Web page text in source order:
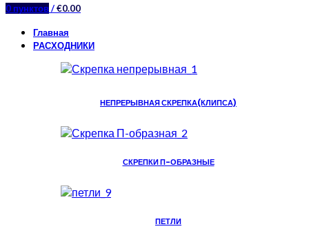
0 пунктов/€0.00
Главная
РАСХОДНИКИ
НЕПРЕРЫВНАЯ СКРЕПКА(КЛИПСА)
СКРЕПКИ П-ОБРАЗНЫЕ
ПЕТЛИ